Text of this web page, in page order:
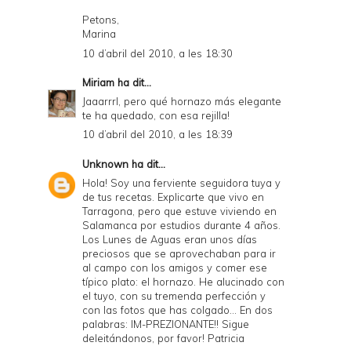
Petons,
Marina
10 d’abril del 2010, a les 18:30
Miriam ha dit...
Jaaarrrl, pero qué hornazo más elegante
te ha quedado, con esa rejilla!
10 d’abril del 2010, a les 18:39
Unknown ha dit...
Hola! Soy una ferviente seguidora tuya y
de tus recetas. Explicarte que vivo en
Tarragona, pero que estuve viviendo en
Salamanca por estudios durante 4 años.
Los Lunes de Aguas eran unos días
preciosos que se aprovechaban para ir
al campo con los amigos y comer ese
típico plato: el hornazo. He alucinado con
el tuyo, con su tremenda perfección y
con las fotos que has colgado... En dos
palabras: IM-PREZIONANTE!! Sigue
deleitándonos, por favor! Patricia